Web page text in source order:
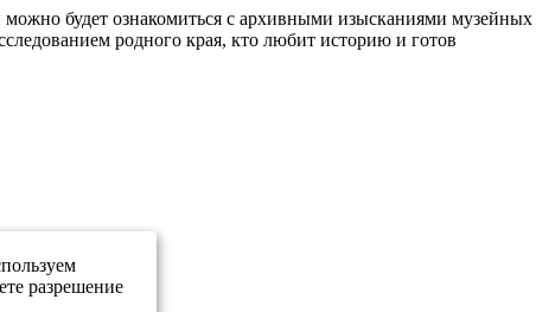
можно будет ознакомиться с архивными изысканиями музейных
родного края, кто любит историю и готов
разрешение